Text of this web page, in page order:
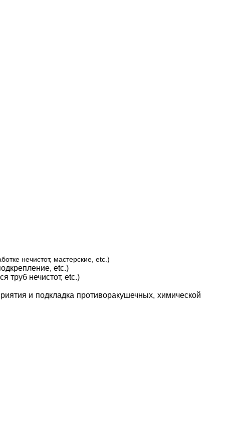
нечистот, мастерские, etc.)
etc.)
труб нечистот, etc.)
и подкладка противоракушечных, химической